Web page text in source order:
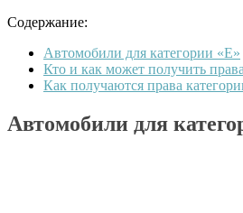
Содержание:
Автомобили для категории «Е»
Кто и как может получить
Как получаются права
Автомобили для